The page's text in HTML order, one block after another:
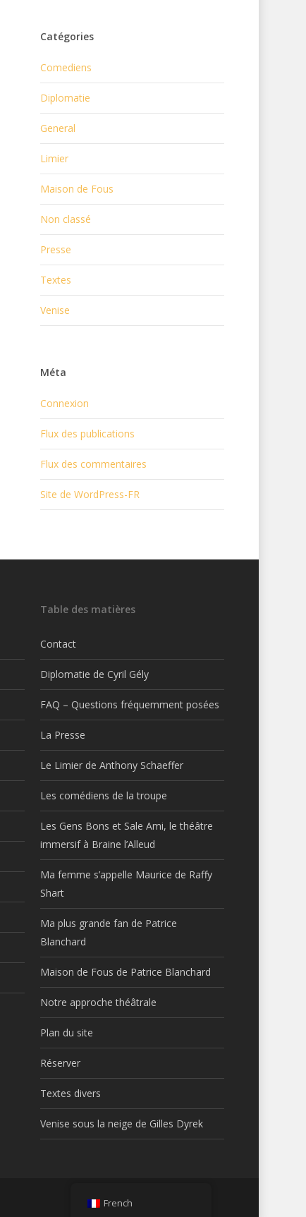
Catégories
Comediens
Diplomatie
General
Limier
Maison de Fous
Non classé
Presse
Textes
Venise
Méta
Connexion
Flux des publications
Flux des commentaires
Site de WordPress-FR
Table des matières
Contact
Diplomatie de Cyril Gély
FAQ – Questions fréquemment posées
La Presse
Le Limier de Anthony Schaeffer
Les comédiens de la troupe
Les Gens Bons et Sale Ami, le théâtre
immersif à Braine l’Alleud
Ma femme s’appelle Maurice de Raffy
Shart
Ma plus grande fan de Patrice
Blanchard
Maison de Fous de Patrice Blanchard
Notre approche théâtrale
Plan du site
Réserver
Textes divers
Venise sous la neige de Gilles Dyrek
French